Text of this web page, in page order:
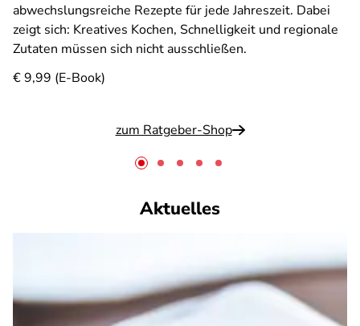
abwechslungsreiche Rezepte für jede Jahreszeit. Dabei
zeigt sich: Kreatives Kochen, Schnelligkeit und regionale
Zutaten müssen sich nicht ausschließen.
€ 9,99 (E-Book)
zum Ratgeber-Shop
Aktuelles